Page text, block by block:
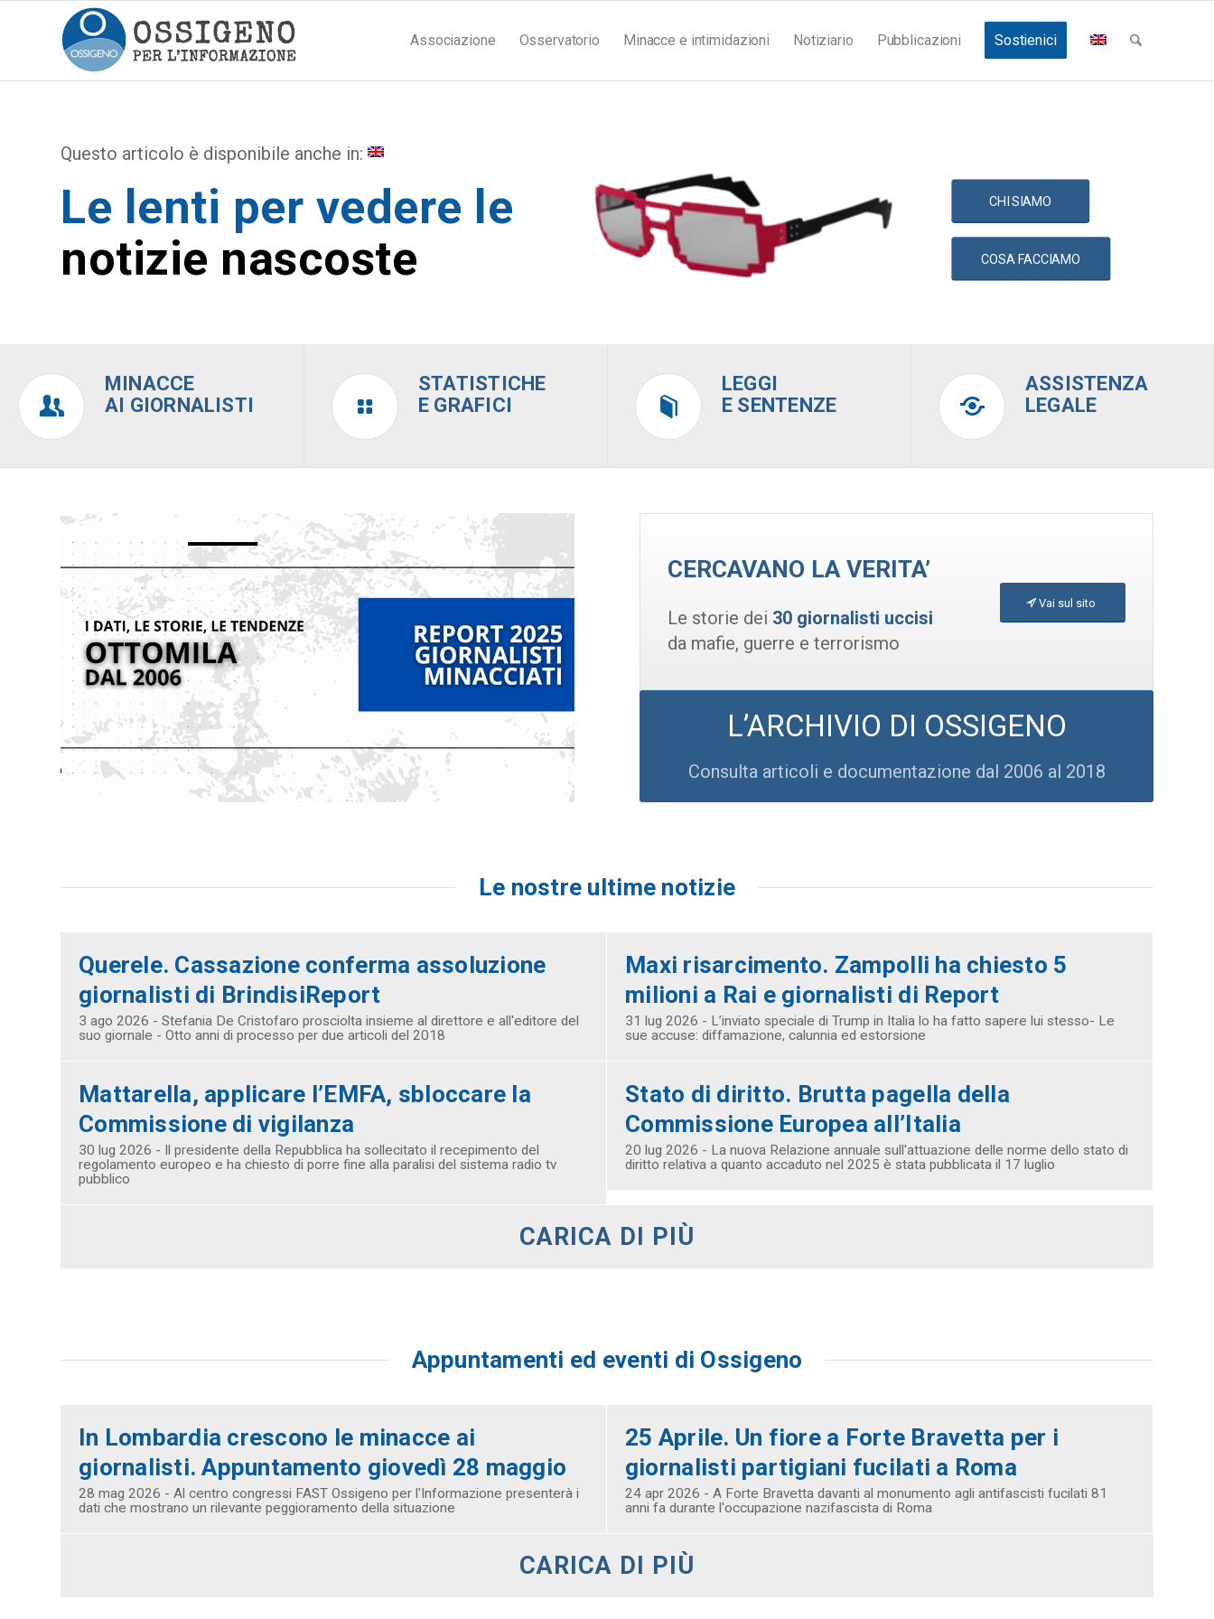
Associazione Osservatorio Minacce e intimidazioni Notiziario Pubblicazioni Sostienici
Questo articolo è disponibile anche in:
Le lenti per vedere le
notizie nascoste
CHI SIAMO
COSA FACCIAMO
MINACCE
AI GIORNALISTI
STATISTICHE
E GRAFICI
LEGGI
E SENTENZE
ASSISTENZA
LEGALE
CERCAVANO LA VERITA’
Le storie dei 30 giornalisti uccisi
da mafie, guerre e terrorismo
Vai sul sito
L’ARCHIVIO DI OSSIGENO
Consulta articoli e documentazione dal 2006 al 2018
Le nostre ultime notizie
Querele. Cassazione conferma assoluzione
giornalisti di BrindisiReport
3 ago 2026 - Stefania De Cristofaro prosciolta insieme al direttore e all'editore del
suo giornale - Otto anni di processo per due articoli del 2018
Maxi risarcimento. Zampolli ha chiesto 5
milioni a Rai e giornalisti di Report
31 lug 2026 - L’inviato speciale di Trump in Italia lo ha fatto sapere lui stesso- Le
sue accuse: diffamazione, calunnia ed estorsione
Mattarella, applicare l’EMFA, sbloccare la
Commissione di vigilanza
30 lug 2026 - Il presidente della Repubblica ha sollecitato il recepimento del
regolamento europeo e ha chiesto di porre fine alla paralisi del sistema radio tv
pubblico
Stato di diritto. Brutta pagella della
Commissione Europea all’Italia
20 lug 2026 - La nuova Relazione annuale sull'attuazione delle norme dello stato di
diritto relativa a quanto accaduto nel 2025 è stata pubblicata il 17 luglio
CARICA DI PIÙ
Appuntamenti ed eventi di Ossigeno
In Lombardia crescono le minacce ai
giornalisti. Appuntamento giovedì 28 maggio
28 mag 2026 - Al centro congressi FAST Ossigeno per l'Informazione presenterà i
dati che mostrano un rilevante peggioramento della situazione
25 Aprile. Un fiore a Forte Bravetta per i
giornalisti partigiani fucilati a Roma
24 apr 2026 - A Forte Bravetta davanti al monumento agli antifascisti fucilati 81
anni fa durante l'occupazione nazifascista di Roma
CARICA DI PIÙ